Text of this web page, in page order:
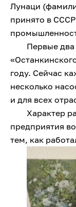
Лунаци
принято в
Первые два
году. Сейчас
несколько
и для всех
Характер
предприятия
тем, как